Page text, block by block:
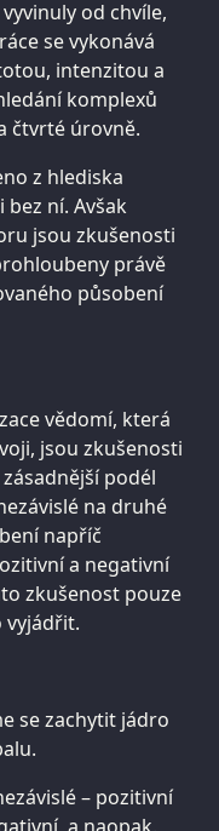
od chvíle,
se vykonává
intenzitou a
komplexů
čtvrté úrovně.
z hlediska
ní. Avšak
jsou zkušenosti
právě
působení
vědomí, která
jsou zkušenosti
podél
na druhé
napříč
a negativní
zkušenost pouze
vyjádřit.
se zachytit jádro
– pozitivní